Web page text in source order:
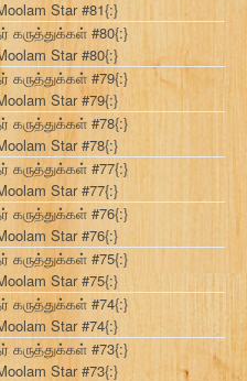
Star #81{:}
கருத்துக்கள் #80{:}
Star #80{:}
கருத்துக்கள் #79{:}
Star #79{:}
கருத்துக்கள் #78{:}
Star #78{:}
கருத்துக்கள் #77{:}
Star #77{:}
கருத்துக்கள் #76{:}
Star #76{:}
கருத்துக்கள் #75{:}
Star #75{:}
கருத்துக்கள் #74{:}
Star #74{:}
கருத்துக்கள் #73{:}
Star #73{:}